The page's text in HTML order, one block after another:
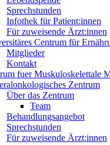
Sprechstunden
Infothek für Patient:innen
Für zuweisende Ärzt:innen
Centrum für
Mitglieder
Kontakt
fuer Muskuloskelettale
Zentrum
Über das Zentrum
Team
Behandlungsangebot
Sprechstunden
Für zuweisende Ärzt:innen